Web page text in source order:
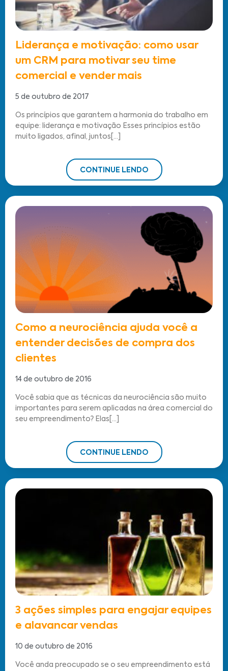
Liderança e motivação: como usar
um CRM para motivar seu time
comercial e vender mais
5 de outubro de 2017
Os princípios que garantem a harmonia do trabalho em
equipe: liderança e motivação Esses princípios estão
muito ligados, afinal, juntos[...]
CONTINUE LENDO
Como a neurociência ajuda você a
entender decisões de compra dos
clientes
14 de outubro de 2016
Você sabia que as técnicas da neurociência são muito
importantes para serem aplicadas na área comercial do
seu empreendimento? Elas[...]
CONTINUE LENDO
3 ações simples para engajar equipes
e alavancar vendas
10 de outubro de 2016
Você anda preocupado se o seu empreendimento está